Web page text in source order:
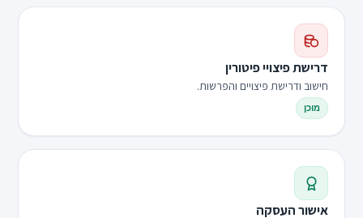
דרישת פיצויי פיטורין
חישוב ודרישת פיצויים והפרשות.
מוכן
אישור העסקה